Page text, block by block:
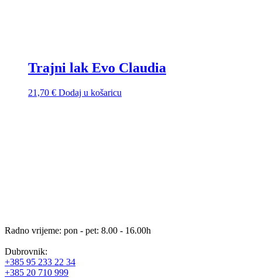
Trajni lak Evo Claudia
21,70 € Dodaj u košaricu
Radno vrijeme: pon - pet: 8.00 - 16.00h
Dubrovnik:
+385 95 233 22 34
+385 20 710 999